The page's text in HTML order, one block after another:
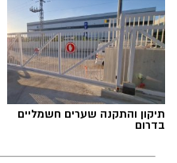
תיקון והתקנה שערים חשמליים
בדרום